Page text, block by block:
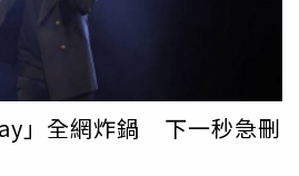
」全網炸鍋 下一秒急刪